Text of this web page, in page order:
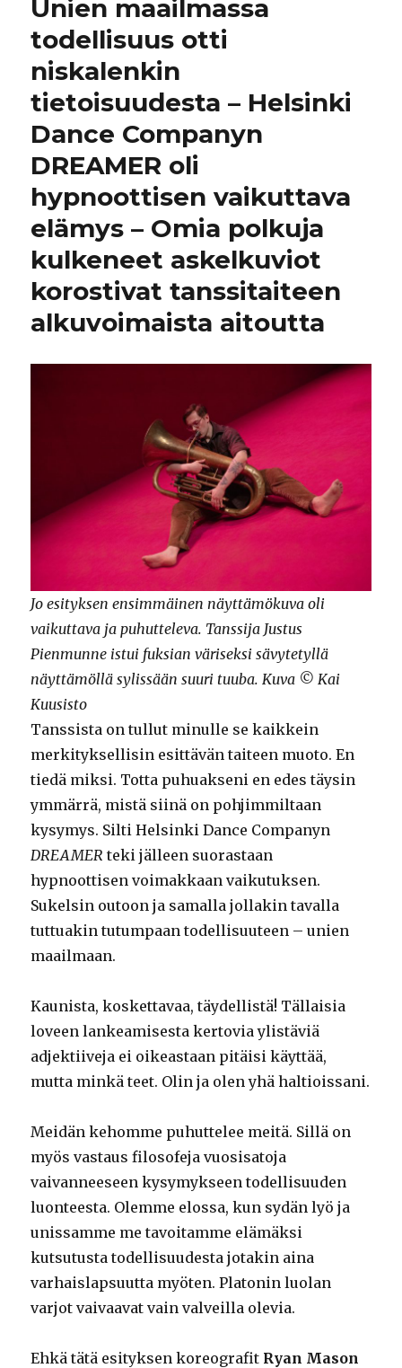
Unien maailmassa
todellisuus otti
niskalenkin
tietoisuudesta – Helsinki
Dance Companyn
DREAMER oli
hypnoottisen vaikuttava
elämys – Omia polkuja
kulkeneet askelkuviot
korostivat tanssitaiteen
alkuvoimaista aitoutta
Jo esityksen ensimmäinen näyttämökuva oli
vaikuttava ja puhutteleva. Tanssija Justus
Pienmunne istui fuksian väriseksi sävytetyllä
näyttämöllä sylissään suuri tuuba. Kuva © Kai
Kuusisto
Tanssista on tullut minulle se kaikkein
merkityksellisin esittävän taiteen muoto. En
tiedä miksi. Totta puhuakseni en edes täysin
ymmärrä, mistä siinä on pohjimmiltaan
kysymys. Silti Helsinki Dance Companyn
DREAMER teki jälleen suorastaan
hypnoottisen voimakkaan vaikutuksen.
Sukelsin outoon ja samalla jollakin tavalla
tuttuakin tutumpaan todellisuuteen – unien
maailmaan.
Kaunista, koskettavaa, täydellistä! Tällaisia
loveen lankeamisesta kertovia ylistäviä
adjektiiveja ei oikeastaan pitäisi käyttää,
mutta minkä teet. Olin ja olen yhä haltioissani.
Meidän kehomme puhuttelee meitä. Sillä on
myös vastaus filosofeja vuosisatoja
vaivanneeseen kysymykseen todellisuuden
luonteesta. Olemme elossa, kun sydän lyö ja
unissamme me tavoitamme elämäksi
kutsutusta todellisuudesta jotakin aina
varhaislapsuutta myöten. Platonin luolan
varjot vaivaavat vain valveilla olevia.
Ehkä tätä esityksen koreografit Ryan Mason